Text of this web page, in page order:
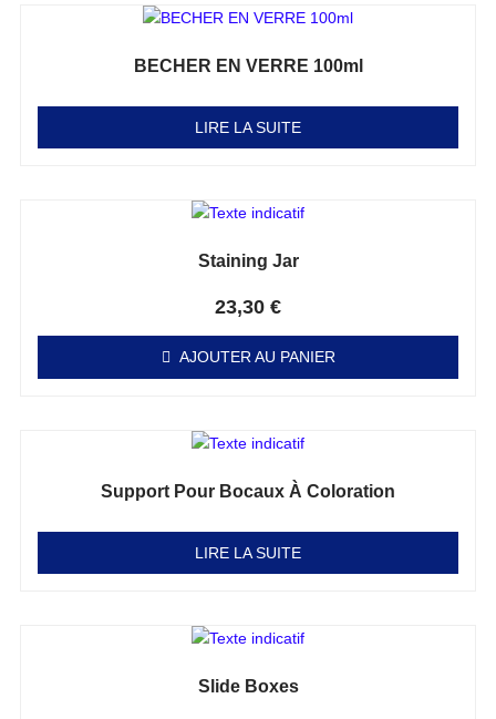
BECHER EN VERRE 100ml
LIRE LA SUITE
Staining Jar
23,30 €
AJOUTER AU PANIER
Support Pour Bocaux À Coloration
LIRE LA SUITE
Slide Boxes